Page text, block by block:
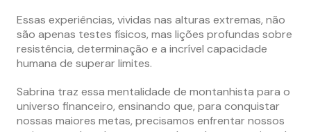
Essas experiências, vividas nas alturas extremas, não
são apenas testes físicos, mas lições profundas sobre
resistência, determinação e a incrível capacidade
humana de superar limites.
Sabrina traz essa mentalidade de montanhista para o
universo financeiro, ensinando que, para conquistar
nossas maiores metas, precisamos enfrentar nossos